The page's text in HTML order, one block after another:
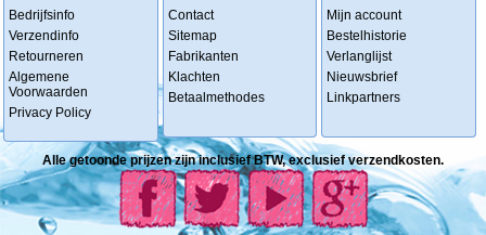
Bedrijfsinfo
Verzendinfo
Retourneren
Algemene
Voorwaarden
Privacy Policy
Contact
Sitemap
Fabrikanten
Klachten
Betaalmethodes
Mijn account
Bestelhistorie
Verlanglijst
Nieuwsbrief
Linkpartners
Alle getoonde prijzen zijn inclusief BTW, exclusief verzendkosten.